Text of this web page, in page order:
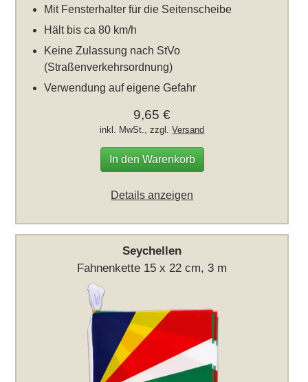
Mit Fensterhalter für die Seitenscheibe
Hält bis ca 80 km/h
Keine Zulassung nach StVo
(Straßenverkehrsordnung)
Verwendung auf eigene Gefahr
9,65 €
inkl. MwSt., zzgl.Versand
In den Warenkorb
Details anzeigen
Seychellen
Fahnenkette 15 x 22 cm, 3 m